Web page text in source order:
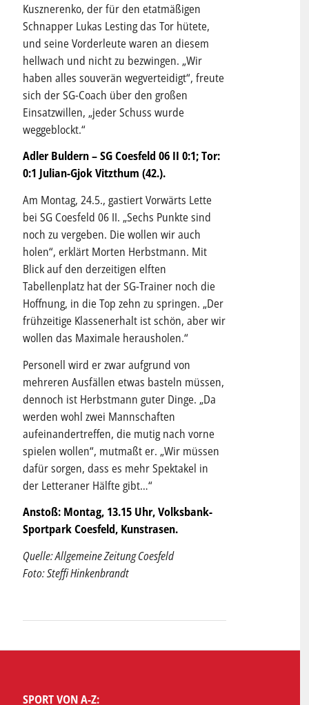
Kusznerenko, der für den etatmäßigen
Schnapper Lukas Lesting das Tor hütete,
und seine Vorderleute waren an diesem
hellwach und nicht zu bezwingen. „Wir
haben alles souverän wegverteidigt“, freute
sich der SG-Coach über den großen
Einsatzwillen, „jeder Schuss wurde
weggeblockt.“
Adler Buldern – SG Coesfeld 06 II 0:1; Tor:
0:1 Julian-Gjok Vitzthum (42.).
Am Montag, 24.5., gastiert Vorwärts Lette
bei SG Coesfeld 06 II. „Sechs Punkte sind
noch zu vergeben. Die wollen wir auch
holen“, erklärt Morten Herbstmann. Mit
Blick auf den derzeitigen elften
Tabellenplatz hat der SG-Trainer noch die
Hoffnung, in die Top zehn zu springen. „Der
frühzeitige Klassenerhalt ist schön, aber wir
wollen das Maximale herausholen.“
Personell wird er zwar aufgrund von
mehreren Ausfällen etwas basteln müssen,
dennoch ist Herbstmann guter Dinge. „Da
werden wohl zwei Mannschaften
aufeinandertreffen, die mutig nach vorne
spielen wollen“, mutmaßt er. „Wir müssen
dafür sorgen, dass es mehr Spektakel in
der Letteraner Hälfte gibt…“
Anstoß: Montag, 13.15 Uhr, Volksbank-
Sportpark Coesfeld, Kunstrasen.
Quelle: Allgemeine Zeitung Coesfeld
Foto: Steffi Hinkenbrandt
SPORT VON A-Z: